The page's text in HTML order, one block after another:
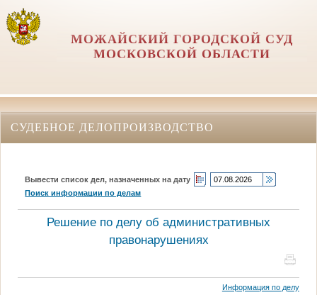
МОЖАЙСКИЙ ГОРОДСКОЙ СУД
МОСКОВСКОЙ ОБЛАСТИ
СУДЕБНОЕ ДЕЛОПРОИЗВОДСТВО
Вывести список дел, назначенных на дату
Поиск информации по делам
Решение по делу об административных
правонарушениях
Информация по делу